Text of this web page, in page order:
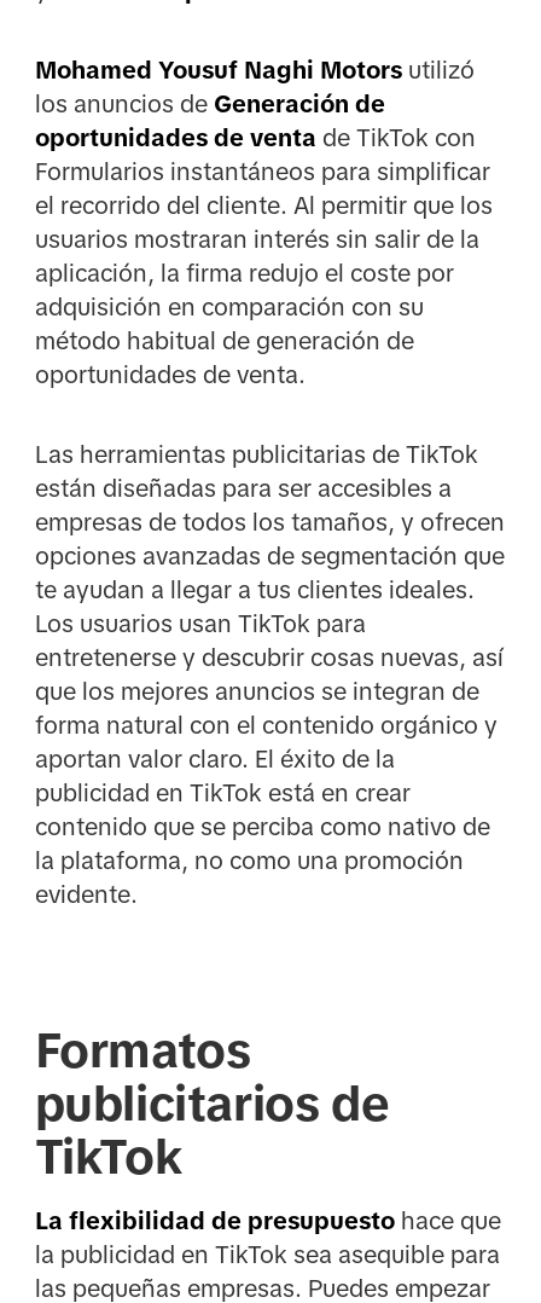
Mohamed Yousuf Naghi Motorsutilizó
los anuncios de Generación de
oportunidades de venta de TikTok con
Formularios instantáneos para simplificar
el recorrido del cliente. Al permitir que los
usuarios mostraran interés sin salir de la
aplicación, la firma redujo el coste por
adquisición en comparación con su
método habitual de generación de
oportunidades de venta.
Las herramientas publicitarias de TikTok
están diseñadas para ser accesibles a
empresas de todos los tamaños, y ofrecen
opciones avanzadas de segmentación que
te ayudan a llegar a tus clientes ideales.
Los usuarios usan TikTok para
entretenerse y descubrir cosas nuevas, así
que los mejores anuncios se integran de
forma natural con el contenido orgánico y
aportan valor claro. El éxito de la
publicidad en TikTok está en crear
contenido que se perciba como nativo de
la plataforma, no como una promoción
evidente.
Formatos
publicitarios de
TikTok
La flexibilidad de presupuestohace que
la publicidad en TikTok sea asequible para
las pequeñas empresas. Puedes empezar